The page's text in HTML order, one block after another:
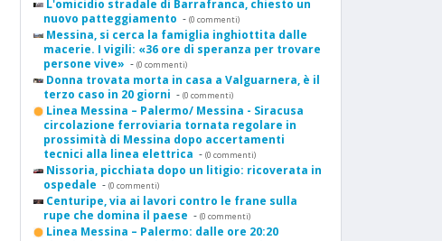
L'omicidio stradale di Barrafranca, chiesto un
nuovo patteggiamento - (0 commenti)
Messina, si cerca la famiglia inghiottita dalle
macerie. I vigili: «36 ore di speranza per trovare
persone vive» - (0 commenti)
Donna trovata morta in casa a Valguarnera, è il
terzo caso in 20 giorni - (0 commenti)
Linea Messina – Palermo/ Messina - Siracusa
circolazione ferroviaria tornata regolare in
prossimità di Messina dopo accertamenti
tecnici alla linea elettrica - (0 commenti)
Nissoria, picchiata dopo un litigio: ricoverata in
ospedale - (0 commenti)
Centuripe, via ai lavori contro le frane sulla
rupe che domina il paese - (0 commenti)
Linea Messina – Palermo: dalle ore 20:20